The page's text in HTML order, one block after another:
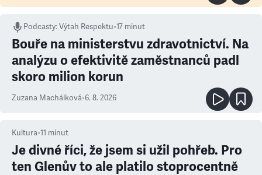
Podcasty:Výtah Respektu•17 minut
Bouře na ministerstvu zdravotnictví. Na
analýzu o efektivitě zaměstnanců padl
skoro milion korun
Zuzana Machálková•6. 8. 2026
Kultura•11 minut
Je divné říci, že jsem si užil pohřeb. Pro
ten Glenův to ale platilo stoprocentně